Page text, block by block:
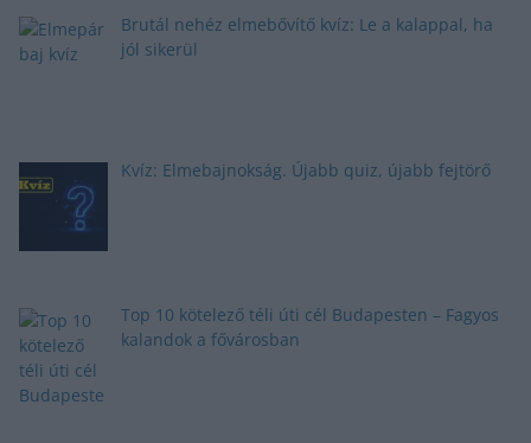
Brutál nehéz elmebővítő kvíz: Le a kalappal, ha
jól sikerül
Kvíz: Elmebajnokság. Újabb quiz, újabb fejtörő
Top 10 kötelező téli úti cél Budapesten – Fagyos
kalandok a fővárosban